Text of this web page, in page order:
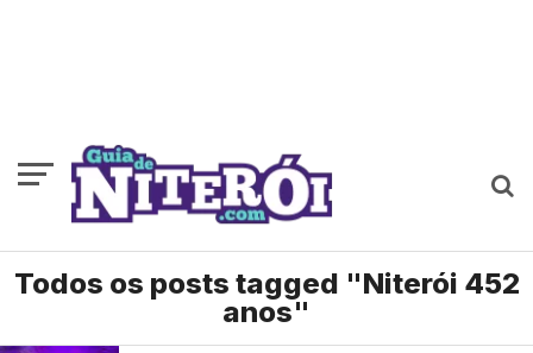
Todos os posts tagged "Niterói 452
anos"